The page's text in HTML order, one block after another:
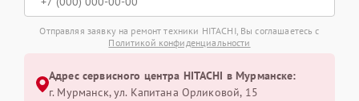
Отправляя заявку на ремонт техники HITACHI, Вы соглашаетесь с
Политикой конфиденциальности
Адрес сервисного центра HITACHI в Мурманске:
г. Мурманск, ул. Капитана Орликовой, 15